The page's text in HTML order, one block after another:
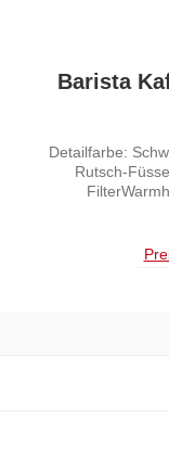
Durchschnittliche
Barista
Detailfarbe:
Rutsch-